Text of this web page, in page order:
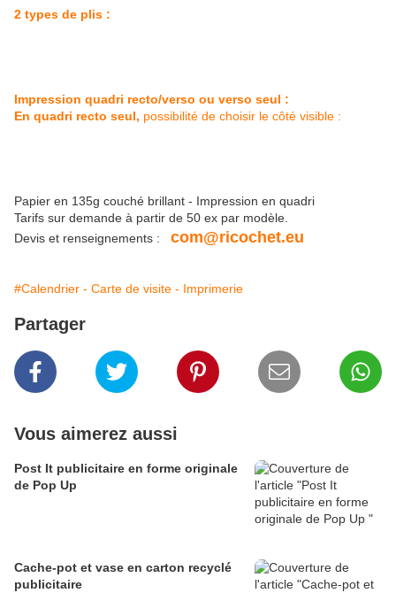
2 types de plis :
Impression quadri recto/verso ou verso seul :
En quadri recto seul, possibilité de choisir le côté visible :
Papier en 135g couché brillant - Impression en quadri
Tarifs sur demande à partir de 50 ex par modèle.
Devis et renseignements : com@ricochet.eu
#Calendrier - Carte de visite - Imprimerie
Partager
Vous aimerez aussi
Post It publicitaire en forme originale
de Pop Up
Cache-pot et vase en carton recyclé
publicitaire